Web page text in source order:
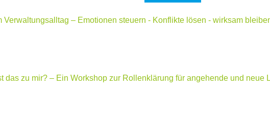
Verwaltungsalltag – Emotionen steuern - Konflikte lösen - wirksam
das zu mir? – Ein Workshop zur Rollenklärung für angehende und neue